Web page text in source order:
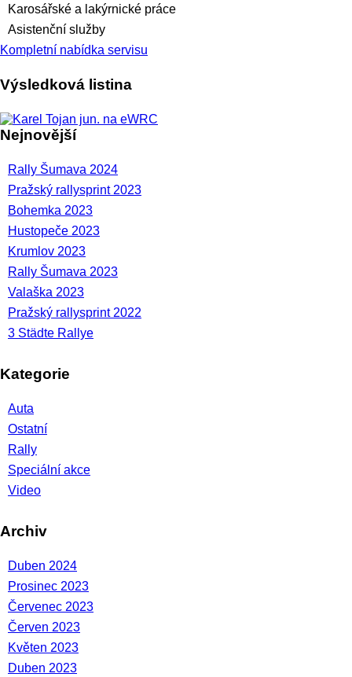
Karosářské a lakýrnické práce
Asistenční služby
Kompletní nabídka servisu
Výsledková listina
Nejnovější
Rally Šumava 2024
Pražský rallysprint 2023
Bohemka 2023
Hustopeče 2023
Krumlov 2023
Rally Šumava 2023
Valaška 2023
Pražský rallysprint 2022
3 Städte Rallye
Kategorie
Auta
Ostatní
Rally
Speciální akce
Video
Archiv
Duben 2024
Prosinec 2023
Červenec 2023
Červen 2023
Květen 2023
Duben 2023